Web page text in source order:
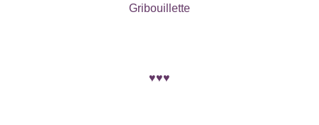
Gribouillette
♥♥♥